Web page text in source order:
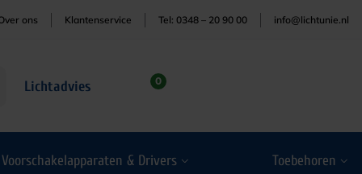
ons Klantenservice Tel: 0348 – 20 90 00 info@lichtunie.nl
Lichtadvies 0
Voorschakelapparaten & Drivers Toebehoren